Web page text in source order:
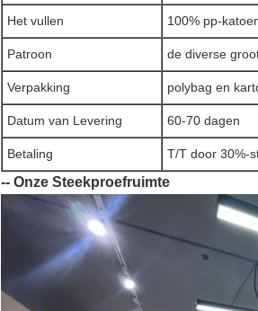
Het vullen 100% pp-
Patroon de diverse
Verpakking polybag en
Datum van Levering 60-70 dagen
Betaling T/T door 30%-
-- Onze Steekproefruimte